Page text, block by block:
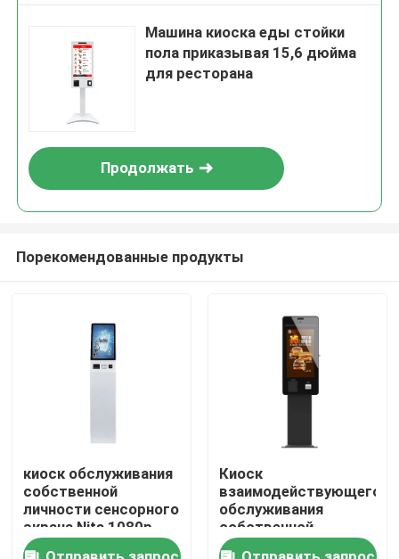
Главная страница
Продукция
Ролики
Машина киоска еды стойки
пола приказывая 15,6 дюйма
для ресторана
Продолжать
Порекомендованные продукты
киоск обслуживания
собственной
личности сенсорного
экрана Nits 1080p
450 15,6 дюйма для
Киоск
взаимодействующего
обслуживания
собственной
личности